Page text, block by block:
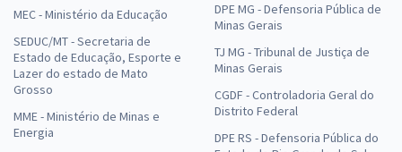
MEC - Ministério da Educação
SEDUC/MT - Secretaria de
Estado de Educação, Esporte e
Lazer do estado de Mato
Grosso
MME - Ministério de Minas e
Energia
DPE MG - Defensoria Pública de
Minas Gerais
TJ MG - Tribunal de Justiça de
Minas Gerais
CGDF - Controladoria Geral do
Distrito Federal
DPE RS - Defensoria Pública do